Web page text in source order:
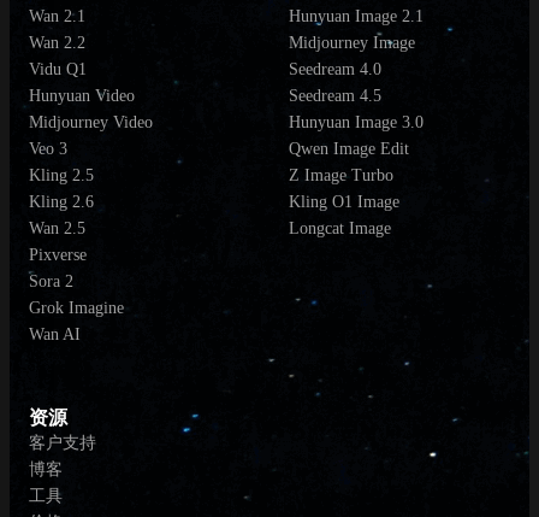
Wan 2.1
Wan 2.2
Vidu Q1
Hunyuan Video
Midjourney Video
Veo 3
Kling 2.5
Kling 2.6
Wan 2.5
Pixverse
Sora 2
Grok Imagine
Wan AI
Hunyuan Image 2.1
Midjourney Image
Seedream 4.0
Seedream 4.5
Hunyuan Image 3.0
Qwen Image Edit
Z Image Turbo
Kling O1 Image
Longcat Image
资源
客户支持
博客
工具